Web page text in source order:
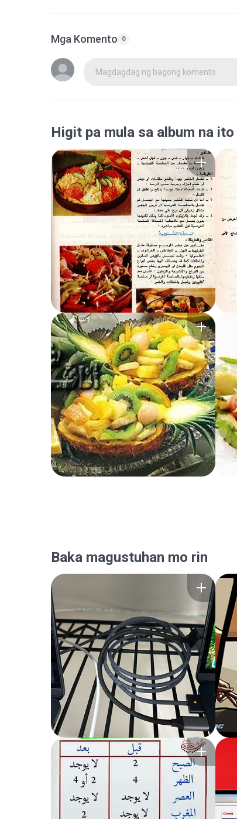
Mga Komento 0
Magdagdag ng bagong komento
Higit pa mula sa album na ito
Baka magustuhan mo rin